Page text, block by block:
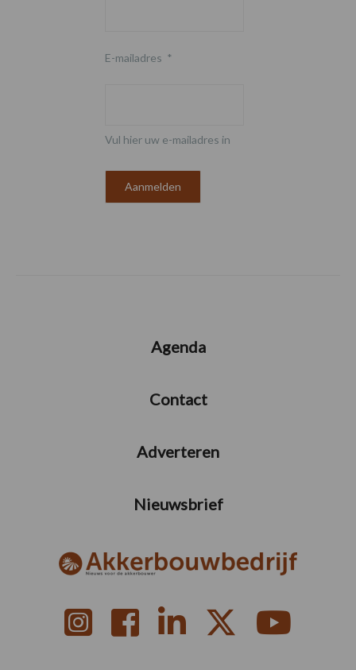
E-mailadres *
Vul hier uw e-mailadres in
Agenda
Contact
Adverteren
Nieuwsbrief